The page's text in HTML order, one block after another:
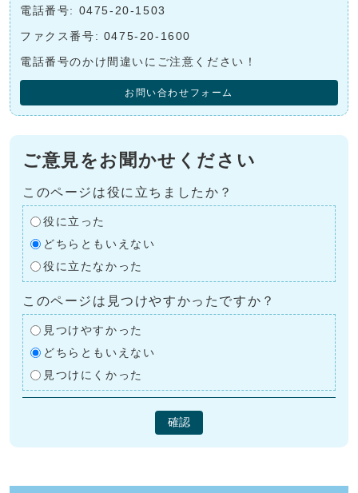
電話番号: 0475-20-1503
ファクス番号: 0475-20-1600
電話番号のかけ間違いにご注意ください！
お問い合わせフォーム
ご意見をお聞かせください
このページは役に立ちましたか？
役に立った
どちらともいえない
役に立たなかった
このページは見つけやすかったですか？
見つけやすかった
どちらともいえない
見つけにくかった
確認